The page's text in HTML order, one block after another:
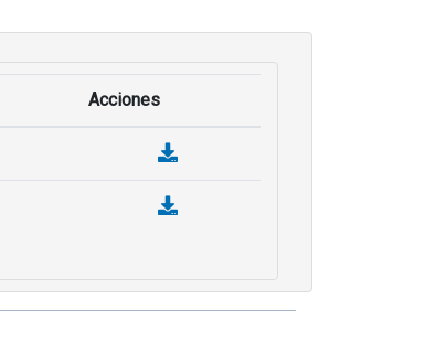
Acciones